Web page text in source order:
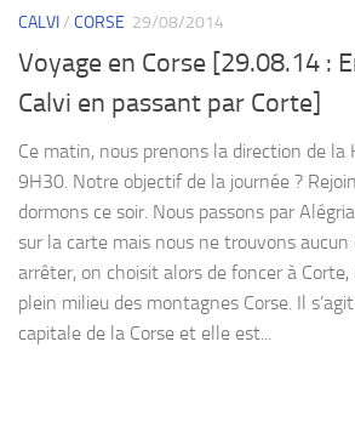
CALVI/ CORSE 29/08/2014
Voyage en Corse [29.08.14 :
Calvi en passant par Corte]
Ce matin, nous prenons la direction de la
9H30. Notre objectif de la journée ?
dormons ce soir. Nous passons par
sur la carte mais nous ne trouvons
arrêter, on choisit alors de foncer à
plein milieu des montagnes Corse. Il
capitale de la Corse et elle est...